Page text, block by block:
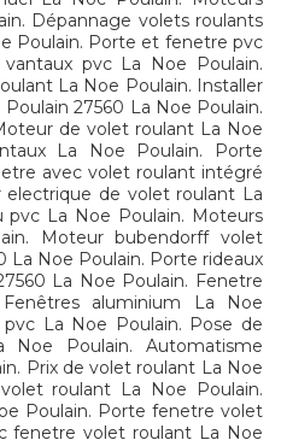
Dépannage volets roulants
Poulain. Porte et fenetre pvc
pvc La Noe Poulain.
La Noe Poulain. Installer
27560 La Noe Poulain.
de volet roulant La Noe
La Noe Poulain. Porte
avec volet roulant intégré
de volet roulant La
pvc La Noe Poulain. Moteurs
Moteur bubendorff volet
La Noe Poulain. Porte rideaux
La Noe Poulain. Fenetre
aluminium La Noe
La Noe Poulain. Pose de
Poulain. Automatisme
Prix de volet roulant La Noe
roulant La Noe Poulain.
Poulain. Porte fenetre volet
fenetre volet roulant La Noe